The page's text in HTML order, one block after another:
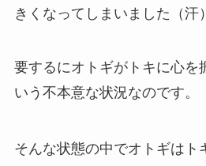
きくなってしまいました（汗）
要するにオトギがトキに心を
いう不本意な状況なのです。
そんな状態の中でオトギはト